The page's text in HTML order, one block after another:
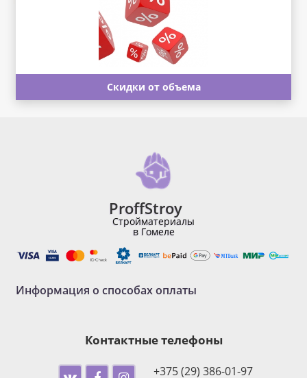
Скидки от объема
ProffStroy
Стройматериалы
в Гомеле
Информация о способах оплаты
Контактные телефоны
+375 (29) 386-01-97